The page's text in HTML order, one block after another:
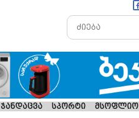
ჯანდაცვა სპორტი მსოფლიო